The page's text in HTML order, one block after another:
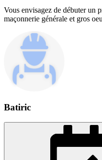
Vous envisagez de débuter un
maçonnerie générale et gros
Batiric